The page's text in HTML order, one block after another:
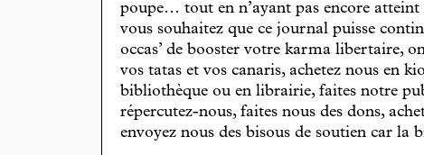
poupe… tout en n’ayant pas encore
vous souhaitez que ce journal puisse
occas’ de booster votre karma libertaire,
vos tatas et vos canaris, achetez nous en
bibliothèque ou en librairie, faites notre
répercutez-nous, faites nous des dons,
envoyez nous des bisous de soutien car la